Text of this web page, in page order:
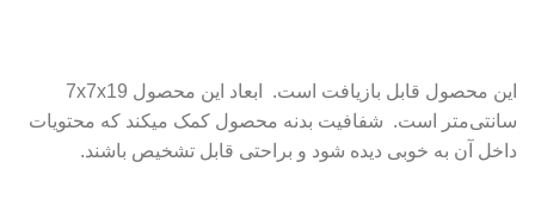
این محصول قابل بازیافت است. ابعاد این محصول 7x7x19
سانتی‌متر است. شفافیت بدنه محصول کمک میکند که محتویات
داخل آن به خوبی دیده شود و براحتی قابل تشخیص باشند.